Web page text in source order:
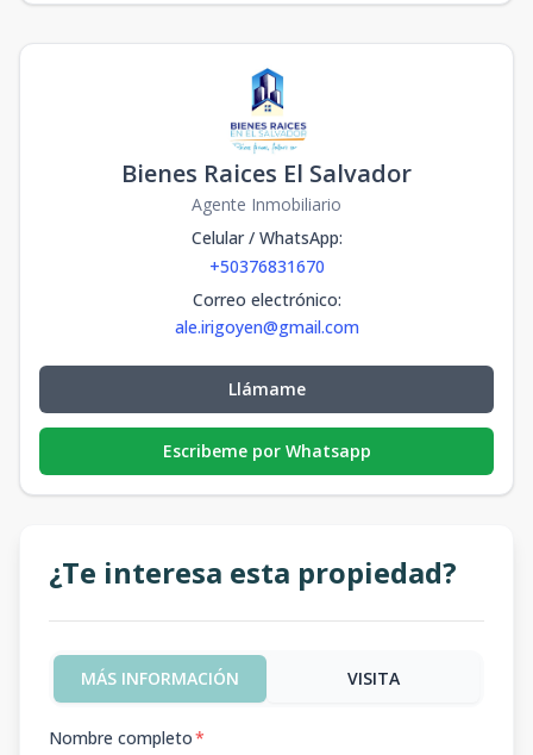
Bienes Raices El Salvador
Agente Inmobiliario
Celular / WhatsApp:
+50376831670
Correo electrónico:
ale.irigoyen@gmail.com
Llámame
Escribeme por Whatsapp
¿Te interesa esta propiedad?
MÁS INFORMACIÓN VISITA
Nombre completo*